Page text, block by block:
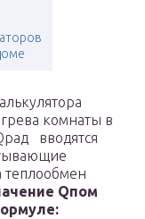
комнаты в
рад вводятся
Qпом